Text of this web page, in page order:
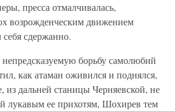
пресса отмалчивалась,
возрожденческим движением
сдержанно.
борьбу самолюбий
как атаман оживился и поднялся,
дальней станицы Черняевской, не
лукавым ее прихотям, Шохирев тем